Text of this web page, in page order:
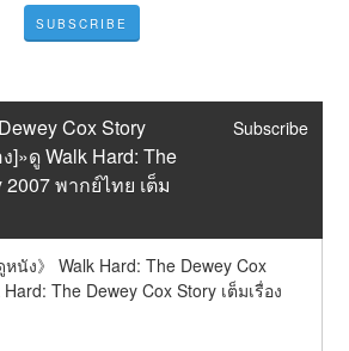
SUBSCRIBE
Cox Story
]»ดู Walk Hard: The
2007 พากย์ไทย เต็ม
Subscribe
ดูหนัง》 Walk Hard: The Dewey Cox
The Dewey Cox Story เต็มเรื่อง